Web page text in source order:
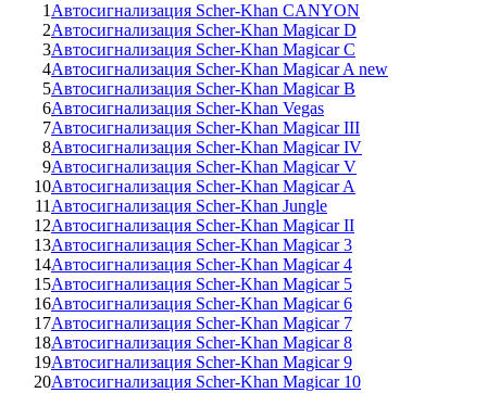
1 Автосигнализация Scher-Khan CANYON
2Автосигнализация Scher-Khan Magicar D
3Автосигнализация Scher-Khan Magicar C
4Автосигнализация Scher-Khan Magicar A new
5Автосигнализация Scher-Khan Magicar B
6Автосигнализация Scher-Khan Vegas
7Автосигнализация Scher-Khan Magicar III
8Автосигнализация Scher-Khan Magicar IV
9Автосигнализация Scher-Khan Magicar V
10Автосигнализация Scher-Khan Magicar A
11 Автосигнализация Scher-Khan Jungle
12Автосигнализация Scher-Khan Magicar II
13Автосигнализация Scher-Khan Magicar 3
14Автосигнализация Scher-Khan Magicar 4
15Автосигнализация Scher-Khan Magicar 5
16Автосигнализация Scher-Khan Magicar 6
17Автосигнализация Scher-Khan Magicar 7
18Автосигнализация Scher-Khan Magicar 8
19Автосигнализация Scher-Khan Magicar 9
20Автосигнализация Scher-Khan Magicar 10